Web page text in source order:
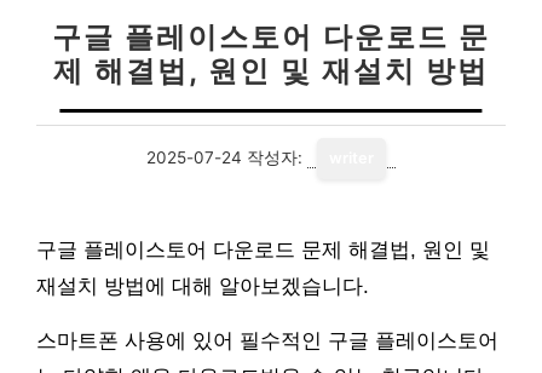
구글 플레이스토어 다운로드 문
제 해결법, 원인 및 재설치 방법
2025-07-24 작성자:
구글 플레이스토어 다운로드 문제 해결법, 원인 및
재설치 방법에 대해 알아보겠습니다.
스마트폰 사용에 있어 필수적인 구글 플레이스토어